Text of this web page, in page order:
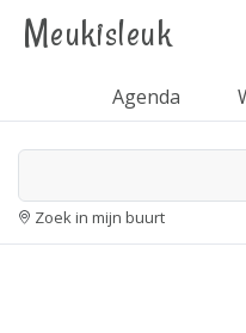
Meukisleuk
Agenda
Zoek in mijn buurt